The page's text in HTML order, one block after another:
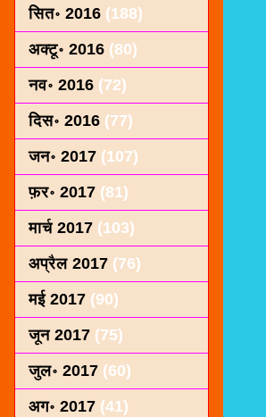
सित॰ 2016 (188)
अक्टू॰ 2016 (80)
नव॰ 2016 (72)
दिस॰ 2016 (77)
जन॰ 2017 (107)
फ़र॰ 2017 (81)
मार्च 2017 (103)
अप्रैल 2017 (76)
मई 2017 (90)
जून 2017 (75)
जुल॰ 2017 (60)
अग॰ 2017 (41)